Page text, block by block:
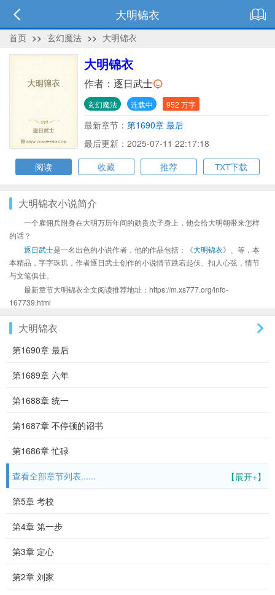
大明锦衣
首页 >> 玄幻魔法 >> 大明锦衣
大明锦衣
作者： 逐日武士
玄幻魔法 连载中 952 万字
最新章节： 第1690章 最后
最后更新：2025-07-11 22:17:18
阅读
收藏 推荐 TXT下载
大明锦衣小说简介
一个雇佣兵附身在大明万历年间的勋贵次子身上，他会给大明朝带来怎样
的话？
逐日武士是一名出色的小说作者，他的作品包括：《大明锦衣》、等，本
本精品，字字珠玑，作者逐日武士创作的小说情节跌宕起伏、扣人心弦，情节
与文笔俱佳。
最新章节大明锦衣全文阅读推荐地址：https://m.xs777.org/info-
167739.html
大明锦衣
第1690章 最后
第1689章 六年
第1688章 统一
第1687章 不停顿的诏书
第1686章 忙碌
【展开+】
查看全部章节列表......
第5章 考校
第4章 第一步
第3章 定心
第2章 刘家